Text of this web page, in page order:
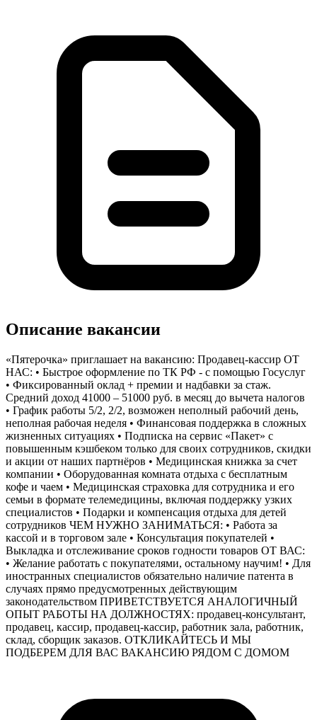
Описание вакансии
«Пятерочка» приглашает на вакансию: Продавец-кассир ОТ
НАС: • Быстрое оформление по ТК РФ - с помощью Госуслуг
• Фиксированный оклад + премии и надбавки за стаж.
Средний доход 41000 – 51000 руб. в месяц до вычета налогов
• График работы 5/2, 2/2, возможен неполный рабочий день,
неполная рабочая неделя • Финансовая поддержка в сложных
жизненных ситуациях • Подписка на сервис «Пакет» с
повышенным кэшбеком только для своих сотрудников, скидки
и акции от наших партнёров • Медицинская книжка за счет
компании • Оборудованная комната отдыха с бесплатным
кофе и чаем • Медицинская страховка для сотрудника и его
семьи в формате телемедицины, включая поддержку узких
специалистов • Подарки и компенсация отдыха для детей
сотрудников ЧЕМ НУЖНО ЗАНИМАТЬСЯ: • Работа за
кассой и в торговом зале • Консультация покупателей •
Выкладка и отслеживание сроков годности товаров ОТ ВАС:
• Желание работать с покупателями, остальному научим! • Для
иностранных специалистов обязательно наличие патента в
случаях прямо предусмотренных действующим
законодательством ПРИВЕТСТВУЕТСЯ АНАЛОГИЧНЫЙ
ОПЫТ РАБОТЫ НА ДОЛЖНОСТЯХ: продавец-консультант,
продавец, кассир, продавец-кассир, работник зала, работник,
склад, сборщик заказов. ОТКЛИКАЙТЕСЬ И МЫ
ПОДБЕРЕМ ДЛЯ ВАС ВАКАНСИЮ РЯДОМ С ДОМОМ